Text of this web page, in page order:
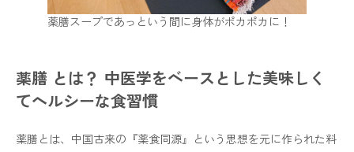
薬膳スープであっという間に身体がポカポカに！
薬膳 とは？ 中医学をベースとした美味しく
てヘルシーな食習慣
薬膳とは、中国古来の『薬食同源』という思想を元に作られた料